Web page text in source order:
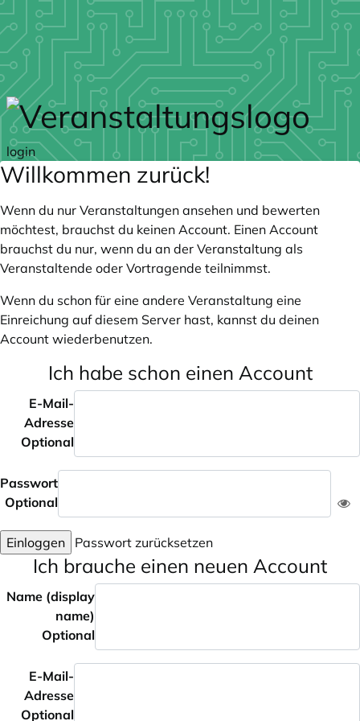
Zum Hauptteil springen
login
Willkommen zurück!
Wenn du nur Veranstaltungen ansehen und bewerten
möchtest, brauchst du keinen Account. Einen Account
brauchst du nur, wenn du an der Veranstaltung als
Veranstaltende oder Vortragende teilnimmst.
Wenn du schon für eine andere Veranstaltung eine
Einreichung auf diesem Server hast, kannst du deinen
Account wiederbenutzen.
Ich habe schon einen Account
E-Mail-
Adresse
Optional
Passwort
Optional
Einloggen Passwort zurücksetzen
Ich brauche einen neuen Account
Name (display
name)
Optional
E-Mail-
Adresse
Optional